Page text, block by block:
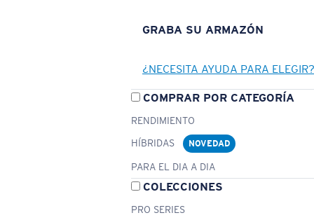
GRABA SU ARMAZÓN
¿NECESITA AYUDA PARA ELEGIR?
COMPRAR POR CATEGORÍA
RENDIMIENTO
HÍBRIDAS
NOVEDAD
PARA EL DIA A DIA
COLECCIONES
PRO SERIES